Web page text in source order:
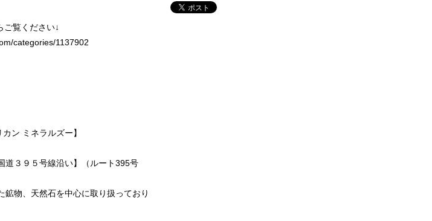
ご覧ください↓
categories/1137902
ン ミネラルズー】
道３９５号線沿い】（ルート395号
鉱物、天然石を中心に取り扱っており